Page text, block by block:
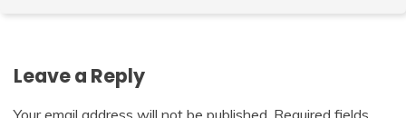
Leave a Reply
Your email address will not be published. Required fields